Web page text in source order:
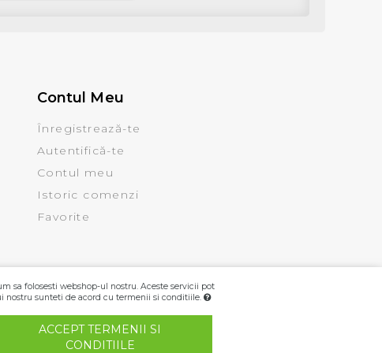
Contul Meu
Înregistrează-te
Autentifică-te
Contul meu
Istoric comenzi
Favorite
sa folosesti webshop-ul nostru. Aceste servicii pot
nostru sunteti de acord cu termenii si conditiile.
ACCEPT TERMENII SI
CONDITIILE